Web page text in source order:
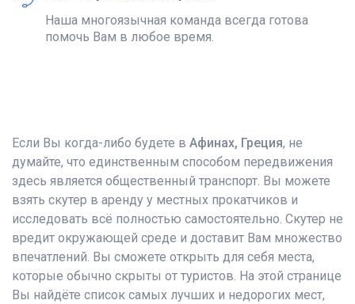
Наша многоязычная команда всегда готова
помочь Вам в любое время.
Если Вы когда-либо будете в Афинах, Греция, не
думайте, что единственным способом передвижения
здесь является общественный транспорт. Вы можете
взять скутер в аренду у местных прокатчиков и
исследовать всё полностью самостоятельно. Скутер не
вредит окружающей среде и доставит Вам множество
впечатлений. Вы сможете открыть для себя места,
которые обычно скрыты от туристов. На этой странице
Вы найдёте список самых лучших и недорогих мест,